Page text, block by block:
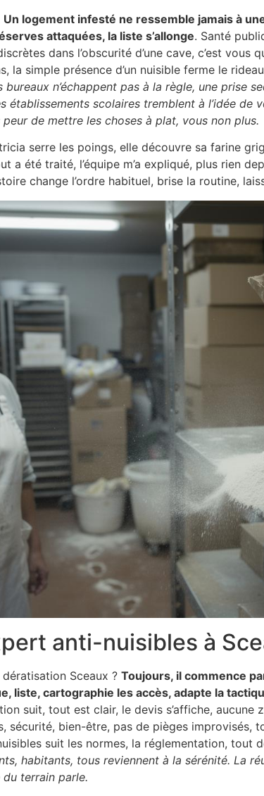
Un logement infesté ne ressemble jamais à
attaquées, la liste s’allonge. Santé
dans l’obscurité d’une cave, c’est vous
la simple présence d’un nuisible ferme le
bureaux n’échappent pas à la règle, une prise
établissements scolaires tremblent à l’idée de
peur de mettre les choses à plat, vous non plus.
serre les poings, elle découvre sa farine
a été traité, l’équipe m’a expliqué, plus rien
change l’ordre habituel, brise la routine,
anti-nuisibles à
Sceaux ? Toujours, il commence
liste, cartographie les accès, adapte la
suit, tout est clair, le devis s’affiche,
sécurité, bien-être, pas de pièges improvisés,
suit les normes, la réglementation, tout
habitants, tous reviennent à la sérénité. La
terrain parle.